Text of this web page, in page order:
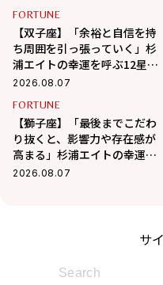
FORTUNE
【双子座】「余裕と自信を持
ち周囲を引っ張っていく」杉
浦エイトの幸運を呼ぶ12星座
占い（8/7～9/6）
2026.08.07
FORTUNE
【獅子座】「最後までこだわ
り抜くと、影響力や存在感が
高まる」杉浦エイトの幸運を
呼ぶ12星座占い（8/7～
2026.08.07
サ